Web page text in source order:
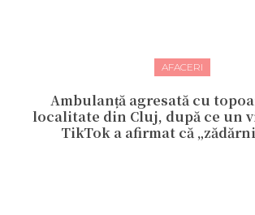
AFACERI
Ambulanță agresată cu
localitate din Cluj, după ce un
TikTok a afirmat că